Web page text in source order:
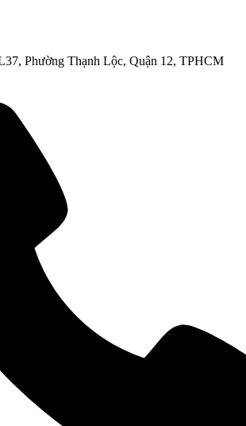
Phường Thạnh Lộc, Quận 12, TPHCM